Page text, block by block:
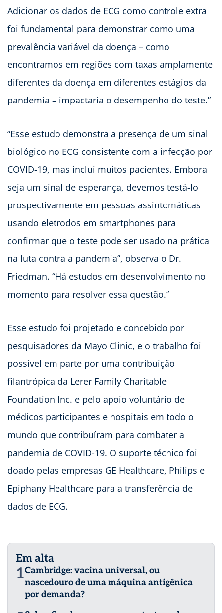
Adicionar os dados de ECG como controle extra
foi fundamental para demonstrar como uma
prevalência variável da doença – como
encontramos em regiões com taxas amplamente
diferentes da doença em diferentes estágios da
pandemia – impactaria o desempenho do teste.”
“Esse estudo demonstra a presença de um sinal
biológico no ECG consistente com a infecção por
COVID-19, mas inclui muitos pacientes. Embora
seja um sinal de esperança, devemos testá-lo
prospectivamente em pessoas assintomáticas
usando eletrodos em smartphones para
confirmar que o teste pode ser usado na prática
na luta contra a pandemia”, observa o Dr.
Friedman. “Há estudos em desenvolvimento no
momento para resolver essa questão.”
Esse estudo foi projetado e concebido por
pesquisadores da Mayo Clinic, e o trabalho foi
possível em parte por uma contribuição
filantrópica da Lerer Family Charitable
Foundation Inc. e pelo apoio voluntário de
médicos participantes e hospitais em todo o
mundo que contribuíram para combater a
pandemia de COVID-19. O suporte técnico foi
doado pelas empresas GE Healthcare, Philips e
Epiphany Healthcare para a transferência de
dados de ECG.
Em alta
1Cambridge: vacina universal, ou
nascedouro de uma máquina antigênica
por demanda?